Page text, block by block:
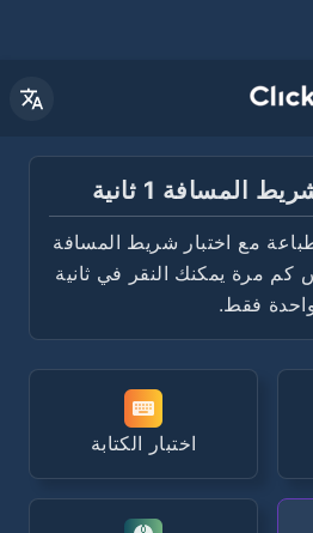
مع اختبار شريط المسافة
كم مرة يمكنك النقر في ثانية
فقط.
اختبار الكتابة